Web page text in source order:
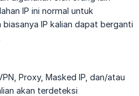
IP ini normal untuk
IP kalian dapat berganti
Proxy, Masked IP, dan/atau
akan terdeteksi